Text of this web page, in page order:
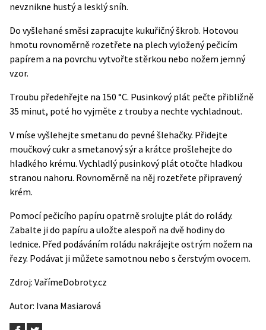
nevznikne hustý a lesklý sníh.
Do vyšlehané směsi zapracujte kukuřičný škrob. Hotovou
hmotu rovnoměrně rozetřete na plech vyložený pečicím
papírem a na povrchu vytvořte stěrkou nebo nožem jemný
vzor.
Troubu předehřejte na 150 °C. Pusinkový plát pečte přibližně
35 minut, poté ho vyjměte z trouby a nechte vychladnout.
V míse vyšlehejte smetanu do pevné šlehačky. Přidejte
moučkový cukr a smetanový sýr a krátce prošlehejte do
hladkého krému. Vychladlý pusinkový plát otočte hladkou
stranou nahoru. Rovnoměrně na něj rozetřete připravený
krém.
Pomocí pečicího papíru opatrně srolujte plát do rolády.
Zabalte ji do papíru a uložte alespoň na dvě hodiny do
lednice. Před podáváním roládu nakrájejte ostrým nožem na
řezy. Podávat ji můžete samotnou nebo s čerstvým ovocem.
Zdroj: VařímeDobroty.cz
Autor: Ivana Masiarová